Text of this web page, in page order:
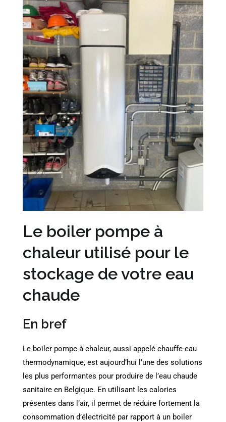
Le boiler pompe à
chaleur utilisé pour le
stockage de votre eau
chaude
En bref
Le boiler pompe à chaleur, aussi appelé chauffe-eau
thermodynamique, est aujourd’hui l’une des solutions
les plus performantes pour produire de l’eau chaude
sanitaire en Belgique. En utilisant les calories
présentes dans l’air, il permet de réduire fortement la
consommation d’électricité par rapport à un boiler